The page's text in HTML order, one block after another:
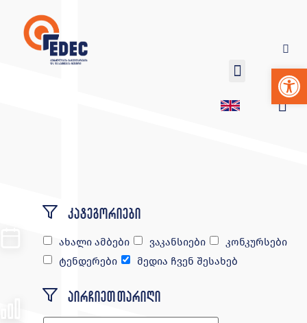
კატეგორიები
ახალი ამბები ვაკანსიები
კონკურსები
ტენდერები
მედია ჩვენ შესახებ
აირჩიეთ თარიღი